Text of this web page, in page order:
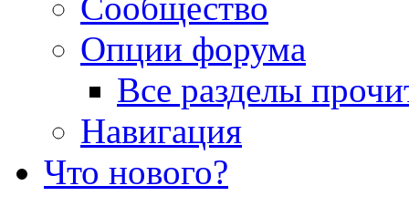
Опции форума
Все разделы
Навигация
Что нового?